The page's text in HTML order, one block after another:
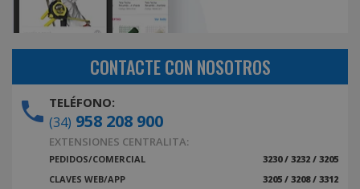
CONTACTE CON NOSOTROS
TELÉFONO:
(34) 958 208 900
EXTENSIONES CENTRALITA:
PEDIDOS/COMERCIAL
3230 / 3232 / 3205
CLAVES WEB/APP
3205 / 3208 / 3312